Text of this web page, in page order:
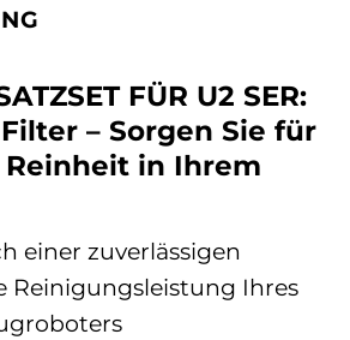
FÜR U2 SER:
Filter – Sorgen Sie für
in Ihrem
einer zuverlässigen
Reinigungsleistung Ihres